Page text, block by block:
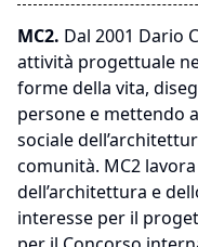
MC2. Dal 2001 Dario
attività progettuale
forme della vita,
persone e mettendo
sociale
comunità. MC2
dell’architettura e
interesse per il